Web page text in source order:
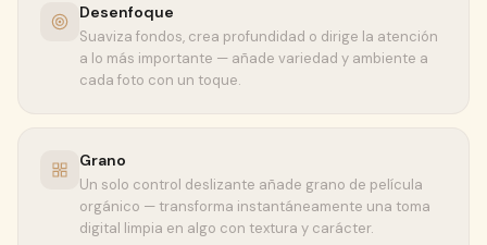
Desenfoque
Suaviza fondos, crea profundidad o dirige la atención
a lo más importante — añade variedad y ambiente a
cada foto con un toque.
Grano
Un solo control deslizante añade grano de película
orgánico — transforma instantáneamente una toma
digital limpia en algo con textura y carácter.